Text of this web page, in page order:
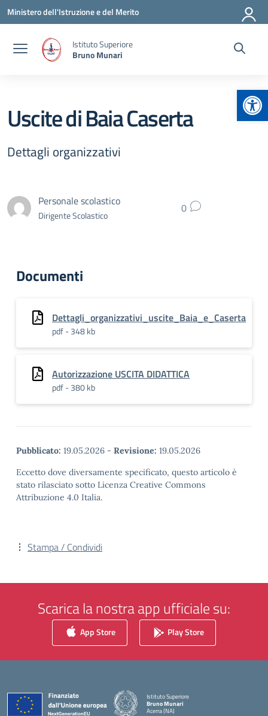
Vai ai contenuti
Vai al menu di navigazione
Vai al footer
Ministero dell'Istruzione e del Merito
Istituto Superiore
Bruno Munari
Uscite di Baia Caserta
Dettagli organizzativi
Personale scolastico
Dirigente Scolastico 0
Documenti
Dettagli_organizzativi_uscite_Baia_e_Caserta
pdf - 348 kb
Autorizzazione USCITA DIDATTICA
pdf - 380 kb
Pubblicato: 19.05.2026 - Revisione: 19.05.2026
Eccetto dove diversamente specificato, questo articolo è
stato rilasciato sotto Licenza Creative Commons
Attribuzione 4.0 Italia.
Stampa / Condividi
Scarica la nostra app ufficiale su:
App Store Play Store
Istituto Superiore
Bruno Munari
Acerra (NA)